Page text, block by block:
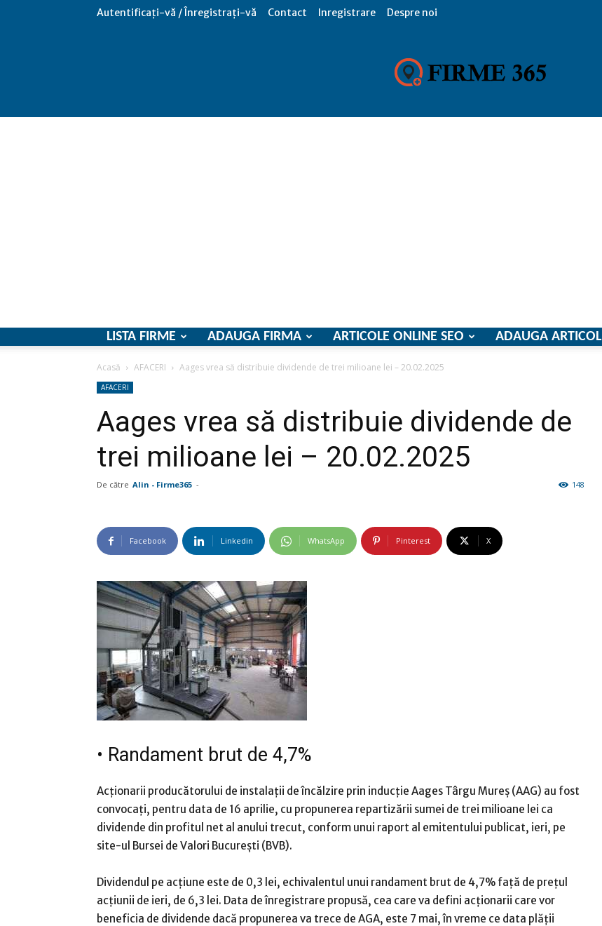
Autentificați-vă / Înregistrați-vă Contact Inregistrare Despre noi
LISTA FIRME ADAUGA FIRMA ARTICOLE ONLINE SEO ADAUGA ARTICOL
Acasă AFACERI Aages vrea să distribuie dividende de trei milioane lei – 20.02.2025
AFACERI
Aages vrea să distribuie dividende de
trei milioane lei – 20.02.2025
De către Alin - Firme365 - 148
Facebook Linkedin WhatsApp Pinterest X
• Randament brut de 4,7%
Acţionarii producătorului de instalaţii de încălzire prin inducţie Aages Târgu Mureş (AAG) au fost
convocaţi, pentru data de 16 aprilie, cu propunerea repartizării sumei de trei milioane lei ca
dividende din profitul net al anului trecut, conform unui raport al emitentului publicat, ieri, pe
site-ul Bursei de Valori Bucureşti (BVB).
Dividendul pe acţiune este de 0,3 lei, echivalentul unui randament brut de 4,7% faţă de preţul
acţiunii de ieri, de 6,3 lei. Data de înregistrare propusă, cea care va defini acţionarii care vor
beneficia de dividende dacă propunerea va trece de AGA, este 7 mai, în vreme ce data plăţii